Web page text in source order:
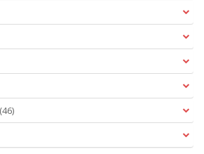
(46)